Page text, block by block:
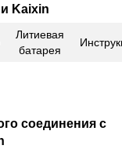
Kaixin
Литиевая
батарея
соединения с